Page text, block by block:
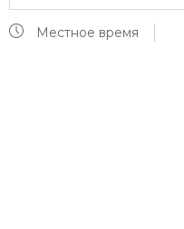
Местное время